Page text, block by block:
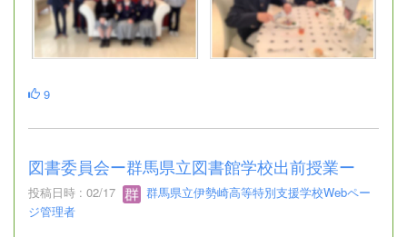
9
図書委員会ー群馬県立図書館学校出前授業ー
投稿日時 : 02/17
群馬県立伊勢崎高等特別支援学校Webペー
ジ管理者